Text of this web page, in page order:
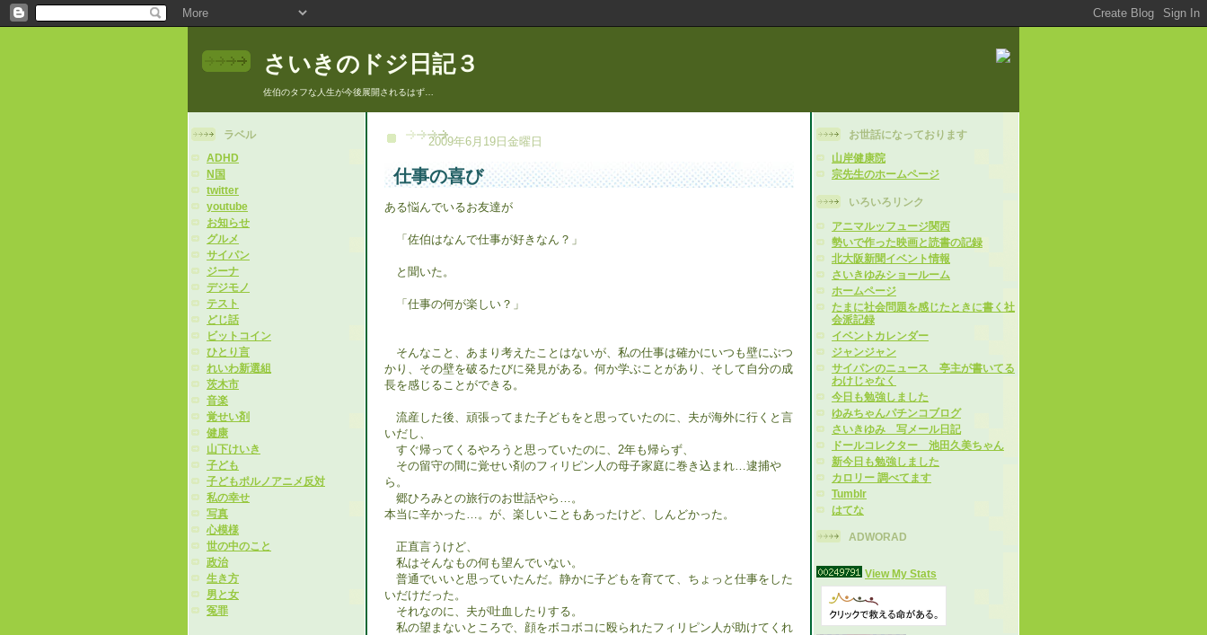
さいきのドジ日記３
佐伯のタフな人生が今後展開されるはず…
ラベル
ADHD
N国
twitter
youtube
お知らせ
グルメ
サイパン
ジーナ
デジモノ
テスト
どじ話
ビットコイン
ひとり言
れいわ新選組
茨木市
音楽
覚せい剤
健康
山下けいき
子ども
子どもポルノアニメ反対
私の幸せ
写真
心模様
世の中のこと
政治
生き方
男と女
冤罪
お世話になっております
山岸健康院
宗先生のホームページ
いろいろリンク
アニマルッフュージ関西
勢いで作った映画と読書の記録
北大阪新聞イベント情報
さいきゆみショールーム
ホームページ
たまに社会問題を感じたときに書く社
会派記録
イベントカレンダー
ジャンジャン
サイパンのニュース 亭主が書いてる
わけじゃなく
今日も勉強しました
ゆみちゃんパチンコブログ
さいきゆみ 写メール日記
ドールコレクター 池田久美ちゃん
新今日も勉強しました
カロリー 調べてます
Tumblr
はてな
ADWORAD
View My Stats
2009年6月19日金曜日
仕事の喜び
ある悩んでいるお友達が
「佐伯はなんで仕事が好きなん？」
と聞いた。
「仕事の何が楽しい？」
そんなこと、あまり考えたことはないが、私の仕事は確かにいつも壁にぶつ
かり、その壁を破るたびに発見がある。何か学ぶことがあり、そして自分の成
長を感じることができる。
流産した後、頑張ってまた子どもをと思っていたのに、夫が海外に行くと言
いだし、
すぐ帰ってくるやろうと思っていたのに、2年も帰らず、
その留守の間に覚せい剤のフィリピン人の母子家庭に巻き込まれ…逮捕や
ら。
郷ひろみとの旅行のお世話やら…。
本当に辛かった…。が、楽しいこともあったけど、しんどかった。
正直言うけど、
私はそんなもの何も望んでいない。
普通でいいと思っていたんだ。静かに子どもを育てて、ちょっと仕事をした
いだけだった。
それなのに、夫が吐血したりする。
私の望まないところで、顔をボコボコに殴られたフィリピン人が助けてくれ